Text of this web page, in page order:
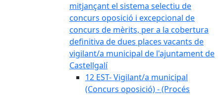
mitjançant el sistema selectiu de
concurs oposició i excepcional de
concurs de mèrits, per a la cobertura
definitiva de dues places vacants de
vigilant/a municipal de l'ajuntament de
Castellgalí
12 EST- Vigilant/a municipal
(Concurs oposició) - (Procés